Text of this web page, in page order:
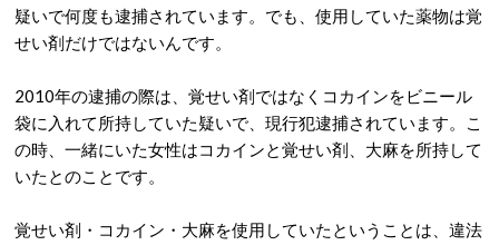
疑いで何度も逮捕されています。でも、使用していた薬物は覚
せい剤だけではないんです。
2010年の逮捕の際は、覚せい剤ではなくコカインをビニール
袋に入れて所持していた疑いで、現行犯逮捕されています。こ
の時、一緒にいた女性はコカインと覚せい剤、大麻を所持して
いたとのことです。
覚せい剤・コカイン・大麻を使用していたということは、違法